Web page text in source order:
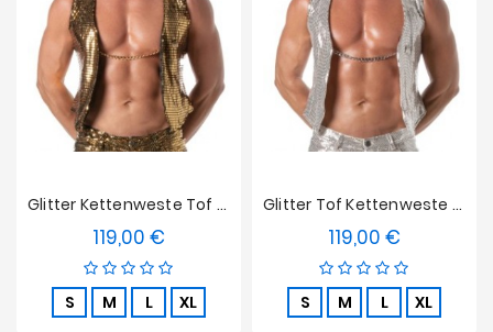
Glitter Kettenweste Tof Paris - Gold
119,00 €
S M L XL
Glitter Tof Kettenweste Paris - Silber
119,00 €
S M L XL